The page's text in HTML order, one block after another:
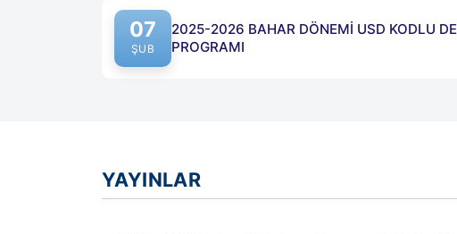
07
ŞUB
2025-2026 BAHAR DÖNEMİ USD KODLU
PROGRAMI
YAYINLAR